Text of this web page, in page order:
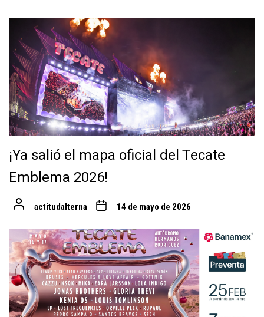
¡Ya salió el mapa oficial del Tecate
Emblema 2026!
actitudalterna 14 de mayo de 2026